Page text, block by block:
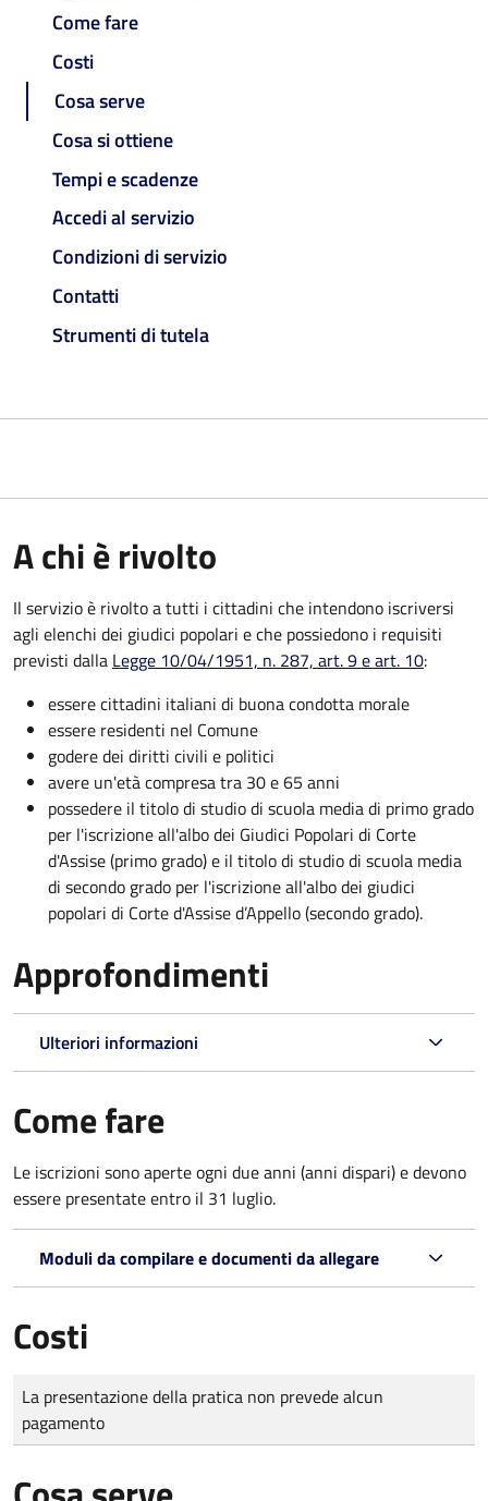
Come fare
Costi
Cosa serve
Cosa si ottiene
Tempi e scadenze
Accedi al servizio
Condizioni di servizio
Contatti
Strumenti di tutela
A chi è rivolto
Il servizio è rivolto a tutti i cittadini che intendono iscriversi
agli elenchi dei giudici popolari e che possiedono i requisiti
previsti dalla Legge 10/04/1951, n. 287, art. 9 e art. 10:
essere cittadini italiani di buona condotta morale
essere residenti nel Comune
godere dei diritti civili e politici
avere un'età compresa tra 30 e 65 anni
possedere il titolo di studio di scuola media di primo grado
per l'iscrizione all'albo dei Giudici Popolari di Corte
d'Assise (primo grado) e il titolo di studio di scuola media
di secondo grado per l'iscrizione all'albo dei giudici
popolari di Corte d'Assise d’Appello (secondo grado).
Approfondimenti
Ulteriori informazioni
Come fare
Le iscrizioni sono aperte ogni due anni (anni dispari) e devono
essere presentate entro il 31 luglio.
Moduli da compilare e documenti da allegare
Costi
Tipo di pagamento
Importo
La presentazione della pratica non prevede alcun
pagamento